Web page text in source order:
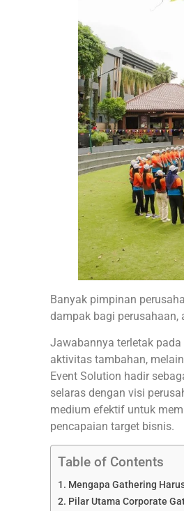
Banyak pimpinan
dampak bagi perusahaan,
Jawabannya terletak
aktivitas tambahan,
Event Solution hadir
selaras dengan visi
medium efektif untuk
pencapaian target bisnis.
Table of Contents
Mengapa Gathering
Pilar Utama Corporate